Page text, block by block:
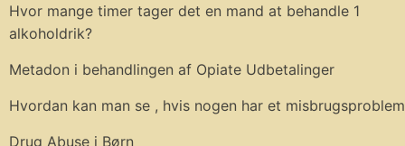
Hvor mange timer tager det en mand at behandle 1
alkoholdrik?
Metadon i behandlingen af ​​Opiate Udbetalinger
Hvordan kan man se , hvis nogen har et misbrugsproblem
Drug Abuse i Børn